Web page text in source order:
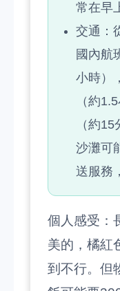
常在早
交通：
國內航
小時）
（約
（約
沙灘可
送服務
個人感受：
美的，橘紅
到不行。但